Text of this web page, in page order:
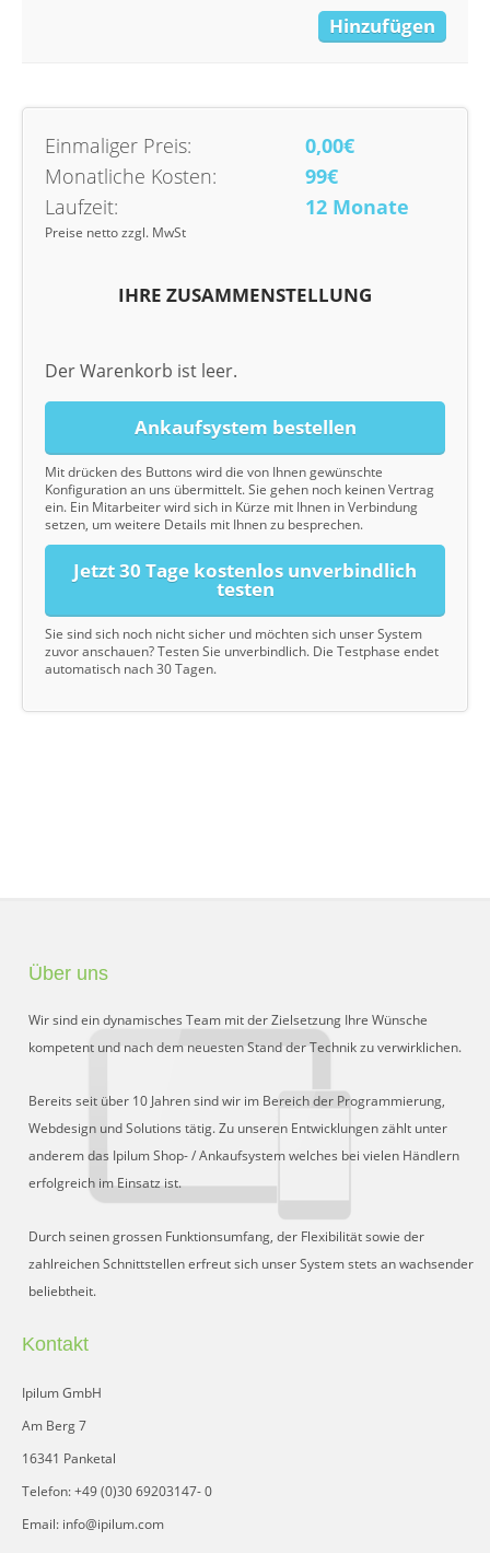
Hinzufügen
Einmaliger Preis:
0,00€
Monatliche Kosten:
99€
Laufzeit:
12 Monate
Preise netto zzgl. MwSt
IHRE ZUSAMMENSTELLUNG
Der Warenkorb ist leer.
Ankaufsystem bestellen
Mit drücken des Buttons wird die von Ihnen gewünschte
Konfiguration an uns übermittelt. Sie gehen noch keinen Vertrag
ein. Ein Mitarbeiter wird sich in Kürze mit Ihnen in Verbindung
setzen, um weitere Details mit Ihnen zu besprechen.
Jetzt 30 Tage kostenlos unverbindlich
testen
Sie sind sich noch nicht sicher und möchten sich unser System
zuvor anschauen? Testen Sie unverbindlich. Die Testphase endet
automatisch nach 30 Tagen.
Über uns
Wir sind ein dynamisches Team mit der Zielsetzung Ihre Wünsche
kompetent und nach dem neuesten Stand der Technik zu verwirklichen.
Bereits seit über 10 Jahren sind wir im Bereich der Programmierung,
Webdesign und Solutions tätig. Zu unseren Entwicklungen zählt unter
anderem das Ipilum Shop- / Ankaufsystem welches bei vielen Händlern
erfolgreich im Einsatz ist.
Durch seinen grossen Funktionsumfang, der Flexibilität sowie der
zahlreichen Schnittstellen erfreut sich unser System stets an wachsender
beliebtheit.
Kontakt
Ipilum GmbH
Am Berg 7
16341 Panketal
Telefon: +49 (0)30 69203147- 0
Email: info@ipilum.com